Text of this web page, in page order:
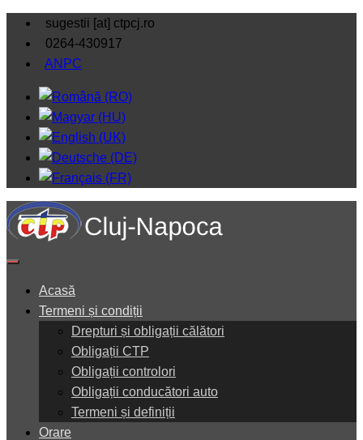
sugestii [at] ctpcj.ro
0264-430917
ANPC
Acasă
Termeni și condiții
Drepturi și obligații călători
Obligații CTP
Obligații controlori
Obligații conducători auto
Termeni și definiții
Orare